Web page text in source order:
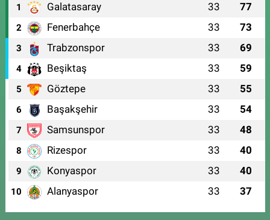
1 Galatasaray 33 77
2 Fenerbahçe 33 73
3 Trabzonspor 33 69
4 Beşiktaş 33 59
5 Göztepe 33 55
6 Başakşehir 33 54
7 Samsunspor 33 48
8 Rizespor 33 40
9 Konyaspor 33 40
10 Alanyaspor 33 37